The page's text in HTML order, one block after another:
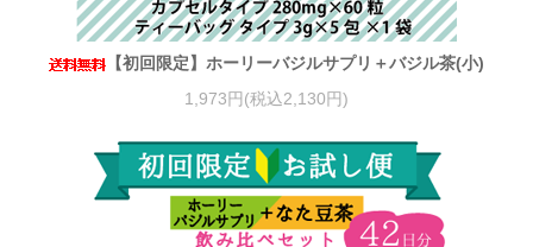
【初回限定】ホーリーバジルサプリ＋バジル茶(小)
1,973円(税込2,130円)